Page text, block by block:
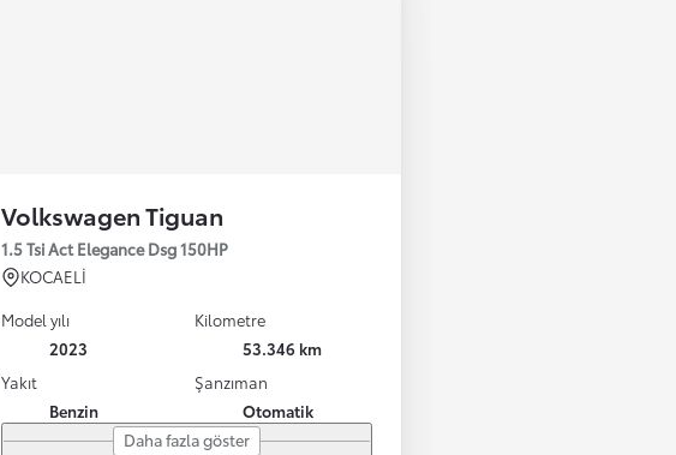
Volkswagen Tiguan
1.5 Tsi Act Elegance Dsg 150HP
KOCAELİ
Model yılı
2023
Kilometre
53.346 km
Yakıt
Benzin
Şanzıman
Otomatik
Daha fazla göster